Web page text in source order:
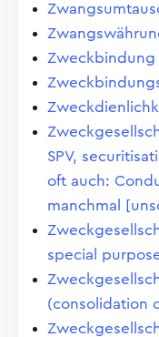
SPV,
oft auch:
manchmal
special
(consolidation